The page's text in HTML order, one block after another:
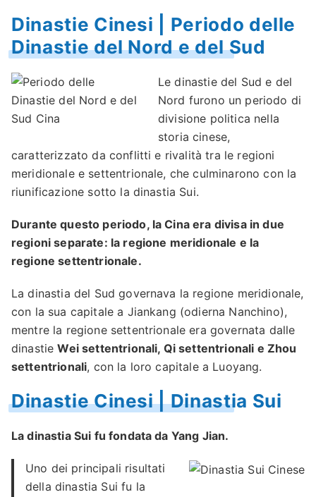
Dinastie Cinesi | Periodo delle
Dinastie del Nord e del Sud
Le dinastie del Sud e del
Nord furono un periodo di
divisione politica nella
storia cinese,
caratterizzato da conflitti e rivalità tra le regioni
meridionale e settentrionale, che culminarono con la
riunificazione sotto la dinastia Sui.
Durante questo periodo, la Cina era divisa in due
regioni separate: la regione meridionale e la
regione settentrionale.
La dinastia del Sud governava la regione meridionale,
con la sua capitale a Jiankang (odierna Nanchino),
mentre la regione settentrionale era governata dalle
dinastieWei settentrionali, Qi settentrionali e Zhou
settentrionali, con la loro capitale a Luoyang.
Dinastie Cinesi | Dinastia Sui
La dinastia Sui fu fondata da Yang Jian.
Uno dei principali risultati
della dinastia Sui fu la